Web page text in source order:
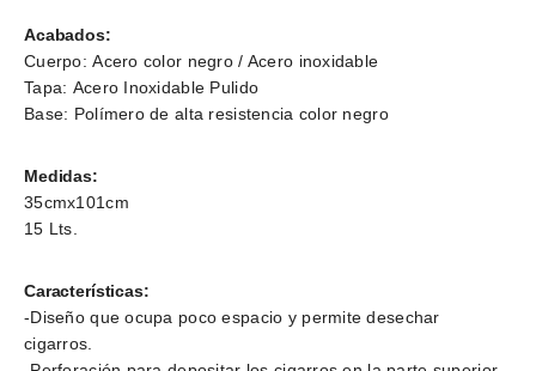
Acabados:
Cuerpo: Acero color negro / Acero inoxidable
Tapa: Acero Inoxidable Pulido
Base: Polímero de alta resistencia color negro
Medidas:
35cmx101cm
15 Lts.
Características:
-Diseño que ocupa poco espacio y permite desechar
cigarros.